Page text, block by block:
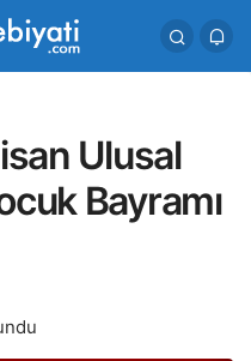
Ulusal
Bayramı